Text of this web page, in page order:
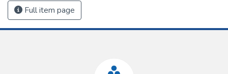
Full item page